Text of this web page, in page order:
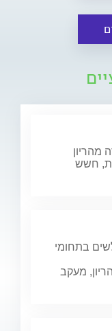
מהריון
חשש
בתחומי
מעקב